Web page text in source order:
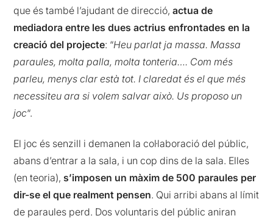
que és també l’ajudant de direcció,actua de
mediadora entre les dues actrius enfrontades en la
creació del projecte: “Heu parlat ja massa. Massa
paraules, molta palla, molta tonteria…. Com més
parleu, menys clar està tot. I claredat és el que més
necessiteu ara si volem salvar això. Us proposo un
joc“.
El joc és senzill i demanen la col·laboració del públic,
abans d’entrar a la sala, i un cop dins de la sala. Elles
(en teoria), s’imposen un màxim de 500 paraules per
dir-se el que realment pensen. Qui arribi abans al límit
de paraules perd. Dos voluntaris del públic aniran